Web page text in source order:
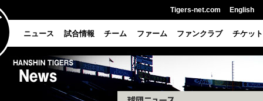
Tigers-net.com English
ニュース 試合情報 チーム ファーム ファンクラブ チケット